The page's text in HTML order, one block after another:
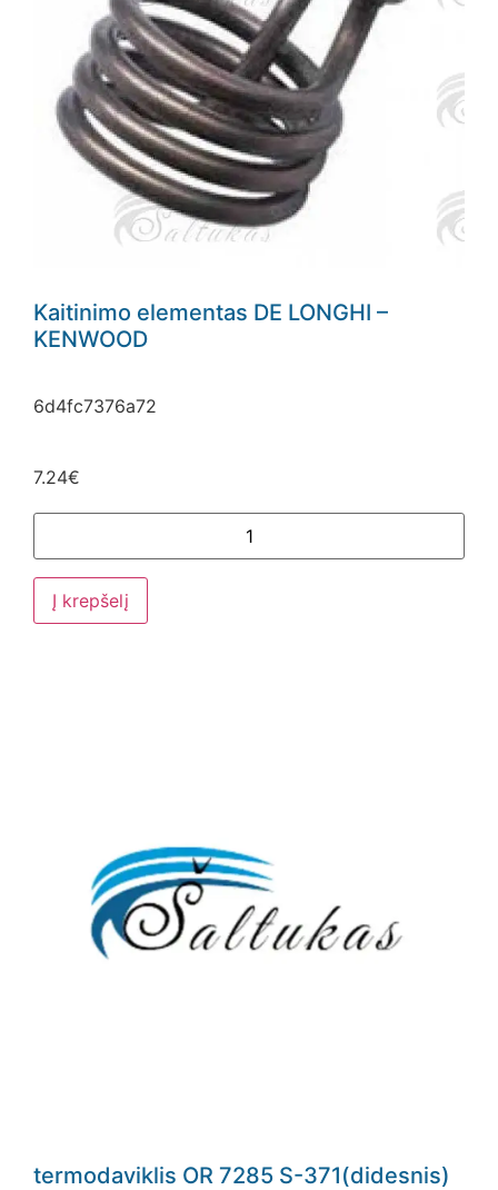
Kaitinimo elementas DE LONGHI –
KENWOOD
6d4fc7376a72
7.24€
Į krepšelį
termodaviklis OR 7285 S-371(didesnis)